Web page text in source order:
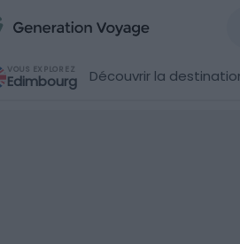
VOUS EXPLOREZ
Edimbourg Découvrir la